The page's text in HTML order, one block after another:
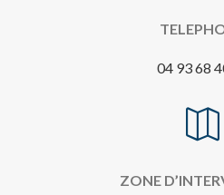
04 93 68

ZONE